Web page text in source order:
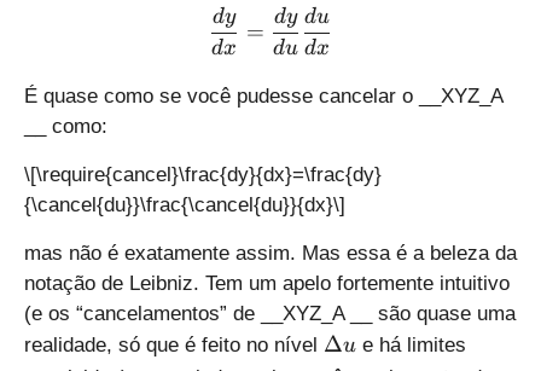
h
t)
l
t
\
r
i
g
dx
dy
=
du
dy
dx
du
É quase como se você pudesse cancelar o __XYZ_A
__ como:
\[\require{cancel}\frac{dy}{dx}=\frac{dy}
{\cancel{du}}\frac{\cancel{du}}{dx}\]
mas não é exatamente assim. Mas essa é a beleza da
notação de Leibniz. Tem um apelo fortemente intuitivo
(e os “cancelamentos” de __XYZ_A __ são quase uma
realidade, só que é feito no nível \
Δu e há limites